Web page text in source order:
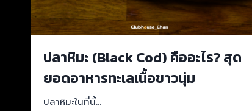
ปลาหิมะ (Black Cod) คืออะไร? สุด
ยอดอาหารทะเลเนื้อขาวนุ่ม
ปลาหิมะในที่นี้…